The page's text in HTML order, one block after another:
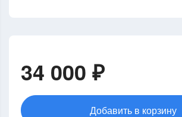
34 000 ₽
Добавить в корзину